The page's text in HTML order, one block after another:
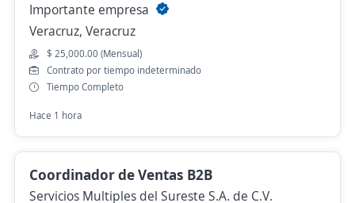
Importante empresa
Veracruz, Veracruz
$ 25,000.00 (Mensual)
Contrato por tiempo indeterminado
Tiempo Completo
Hace 1 hora
Coordinador de Ventas B2B
Servicios Multiples del Sureste S.A. de C.V.